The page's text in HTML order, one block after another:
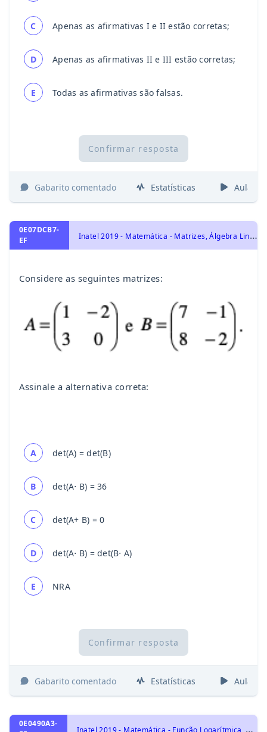
C Apenas as afirmativas I e II estão corretas;
D Apenas as afirmativas II e III estão corretas;
E Todas as afirmativas são falsas.
Confirmar resposta
Gabarito comentado Estatísticas Aulas
0E07DCB7-
EF
I
natel 2019 - Matemática - Matrizes, Álgebra Linear
Considere as seguintes matrizes:
Assinale a alternativa correta:
A det(A) = det(B)
B det(A⋅ B) = 36
C det(A+ B) = 0
D det(A⋅ B) = det(B⋅ A)
E NRA
Confirmar resposta
Gabarito comentado Estatísticas Aulas
0E0490A3-
I
natel 2019 - Matemática - Função Logarítmica, Funções